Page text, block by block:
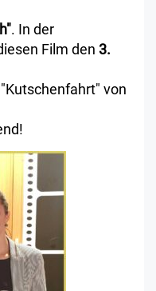
. In der
Film den 3.
von